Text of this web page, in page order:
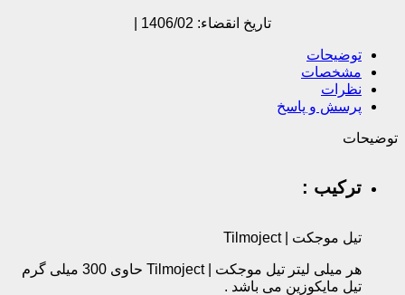
تاریخ انقضاء: 1406/02 |
توضیحات
مشخصات
نظرات
پرسش و پاسخ
توضیحات
ترکیب :
تیل موجکت | Tilmoject
هر میلی لیتر تیل موجکت | Tilmoject حاوی 300 میلی گرم
تیل مایکوزین می باشد .‌